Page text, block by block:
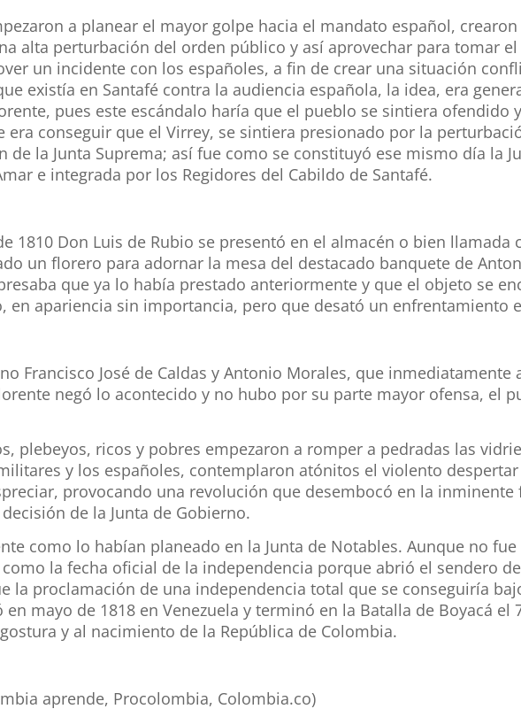
a planear el mayor golpe hacia el mandato español,
alta perturbación del orden público y así aprovechar para tomar el
un incidente con los españoles, a fin de crear una situación
existía en Santafé contra la audiencia española, la idea, era
pues este escándalo haría que el pueblo se sintiera ofendido
conseguir que el Virrey, se sintiera presionado por la
de la Junta Suprema; así fue como se constituyó ese mismo día la
e integrada por los Regidores del Cabildo de Santafé.
1810 Don Luis de Rubio se presentó en el almacén o bien llamada
un florero para adornar la mesa del destacado banquete de
que ya lo había prestado anteriormente y que el objeto se
en apariencia sin importancia, pero que desató un enfrentamiento
Francisco José de Caldas y Antonio Morales, que
negó lo acontecido y no hubo por su parte mayor ofensa, el
plebeyos, ricos y pobres empezaron a romper a pedradas las
y los españoles, contemplaron atónitos el violento
provocando una revolución que desembocó en la inminente
de la Junta de Gobierno.
como lo habían planeado en la Junta de Notables. Aunque no
la fecha oficial de la independencia porque abrió el sendero
la proclamación de una independencia total que se conseguiría
mayo de 1818 en Venezuela y terminó en la Batalla de Boyacá el
y al nacimiento de la República de Colombia.
aprende, Procolombia, Colombia.co)